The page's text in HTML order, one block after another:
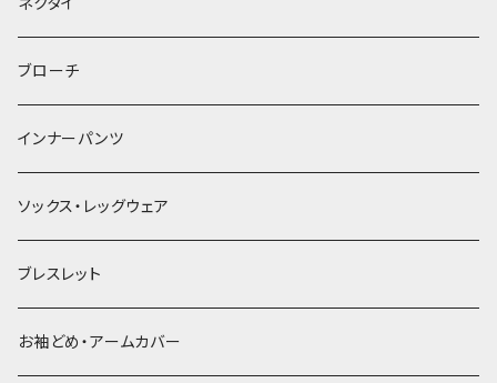
ヘアゴム
簪
ブローチ
インナーパンツ
ソックス・レッグウェア
ブレスレット
お袖どめ・アームカバー